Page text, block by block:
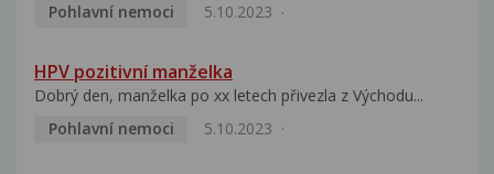
Pohlavní nemoci
5.10.2023
HPV pozitivní manželka
Dobrý den, manželka po xx letech přivezla z Východu...
Pohlavní nemoci
5.10.2023